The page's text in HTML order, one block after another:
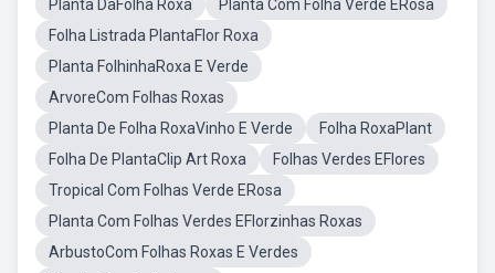
Planta DaFolha Roxa
Planta Com Folha Verde ERosa
Folha Listrada PlantaFlor Roxa
Planta FolhinhaRoxa E Verde
ArvoreCom Folhas Roxas
Planta De Folha RoxaVinho E Verde
Folha RoxaPlant
Folha De PlantaClip Art Roxa
Folhas Verdes EFlores
Tropical Com Folhas Verde ERosa
Planta Com Folhas Verdes EFlorzinhas Roxas
ArbustoCom Folhas Roxas E Verdes